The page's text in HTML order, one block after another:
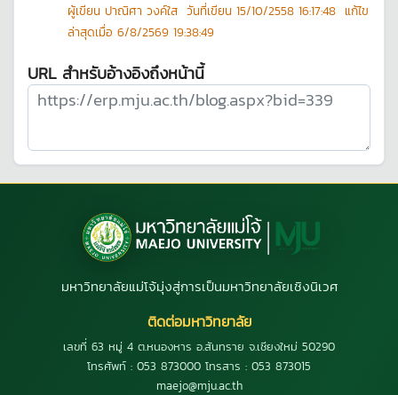
ผู้เขียน ปาณิศา วงค์ใส วันที่เขียน 15/10/2558 16:17:48 แก้ไข
ล่าสุดเมื่อ 6/8/2569 19:38:49
URL สำหรับอ้างอิงถึงหน้านี้
มหาวิทยาลัยแม่โจ้มุ่งสู่การเป็นมหาวิทยาลัยเชิงนิเวศ
ติดต่อมหาวิทยาลัย
เลขที่ 63 หมู่ 4 ต.หนองหาร อ.สันทราย จ.เชียงใหม่ 50290
โทรศัพท์ : 053 873000 โทรสาร : 053 873015
maejo@mju.ac.th